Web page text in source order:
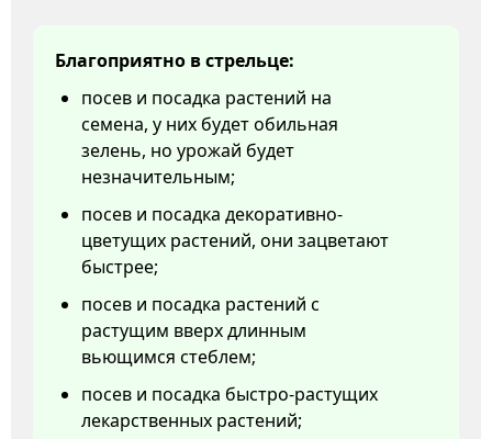
Благоприятно в стрельце:
посев и посадка растений на
семена, у них будет обильная
зелень, но урожай будет
незначительным;
посев и посадка декоративно-
цветущих растений, они зацветают
быстрее;
посев и посадка растений с
растущим вверх длинным
вьющимся стеблем;
посев и посадка быстро-растущих
лекарственных растений;